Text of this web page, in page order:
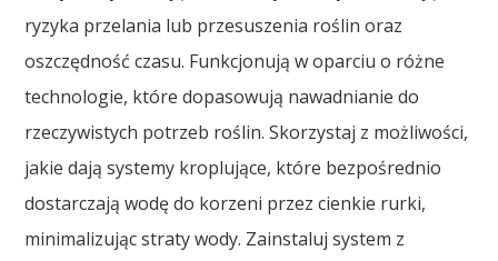
ryzyka przelania lub przesuszenia roślin oraz
oszczędność czasu. Funkcjonują w oparciu o różne
technologie, które dopasowują nawadnianie do
rzeczywistych potrzeb roślin. Skorzystaj z możliwości,
jakie dają systemy kroplujące, które bezpośrednio
dostarczają wodę do korzeni przez cienkie rurki,
minimalizując straty wody. Zainstaluj system z